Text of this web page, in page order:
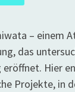
– einem
das
eröffnet. Hier
Projekte, in